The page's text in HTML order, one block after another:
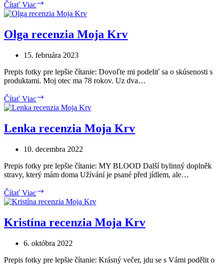
Čítať Viac
recenzia
Olga recenzia Moja Krv
15. februára 2023
Prepis fotky pre lepšie čítanie: Dovoľte mi podeliť sa o skúsenosti s
produktami. Moj otec ma 78 rokov. Uz dva…
Čítať Viac
recenzia
Lenka recenzia Moja Krv
10. decembra 2022
Prepis fotky pre lepšie čítanie: MY BLOOD Další bylinný doplněk
stravy, který mám doma Užívání je psané před jídlem, ale…
Čítať Viac
recenzia
Kristína recenzia Moja Krv
6. októbra 2022
Prepis fotky pre lepšie čítanie: Krásný večer, jdu se s Vámi podělit o